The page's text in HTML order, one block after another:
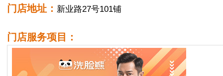
门店地址： 新业路27号101铺
门店服务项目：